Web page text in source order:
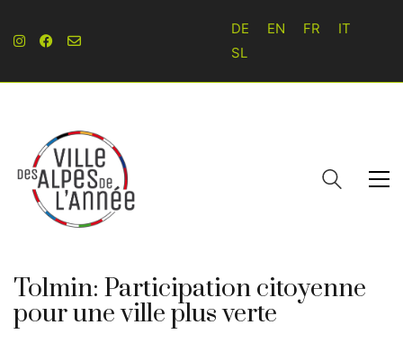
DE EN FR
IT
SL
Tolmin: Participation citoyenne
pour une ville plus verte